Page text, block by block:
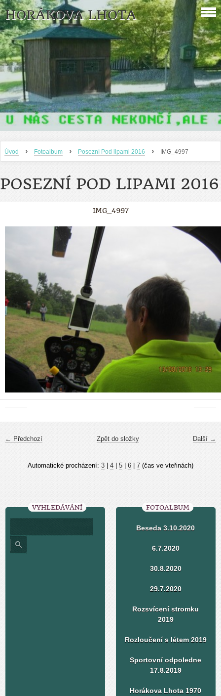
HORÁKOVA LHOTA
Úvod › Fotoalbum › Posezní Pod lipami 2016 › IMG_4997
POSEZNÍ POD LIPAMI 2016
IMG_4997
← Předchozí Další →
Zpět do složky
Automatické procházení: 3 4 5 6 7 (čas ve vteřinách)
VYHLEDÁVÁNÍ FOTOALBUM
Beseda 3.10.2020
6.7.2020
30.8.2020
29.7.2020
Rozsvícení stromku
2019
Rozloučení s létem 2019
Sportovní odpoledne
17.8.2019
Horákova Lhota 1970